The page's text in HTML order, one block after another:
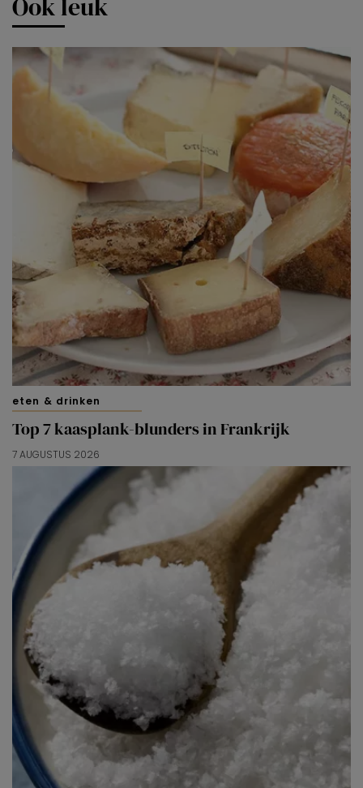
Ook leuk
eten & drinken
Top 7 kaasplank-blunders in Frankrijk
7 AUGUSTUS 2026